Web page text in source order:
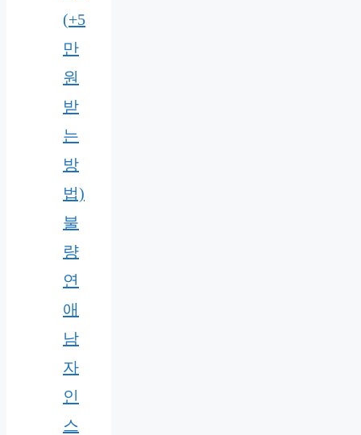
(+5
만
원
받
는
방
법)
불
량
연
애
남
자
인
스